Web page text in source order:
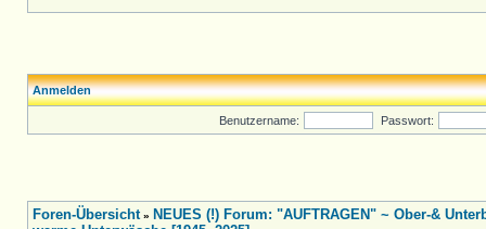
Anmelden
Benutzername: Passwort:
Foren-Übersicht» NEUES (!) Forum: "AUFTRAGEN" ~ Ober-&